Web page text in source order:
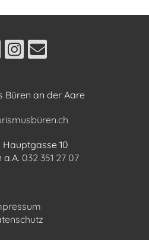
Büren an der Aare
Hauptgasse 10
a.A. 032 351 27 07